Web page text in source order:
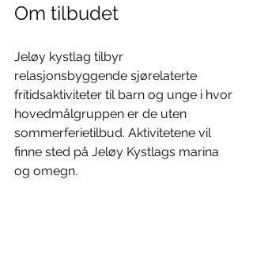
Om tilbudet
Jeløy kystlag tilbyr
relasjonsbyggende sjørelaterte
fritidsaktiviteter til barn og unge i hvor
hovedmålgruppen er de uten
sommerferietilbud. Aktivitetene vil
finne sted på Jeløy Kystlags marina
og omegn.